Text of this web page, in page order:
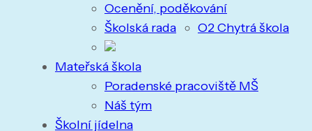
Ocenění, poděkování
Školská rada
O2 Chytrá škola
Mateřská škola
Poradenské pracoviště MŠ
Náš tým
Školní jídelna